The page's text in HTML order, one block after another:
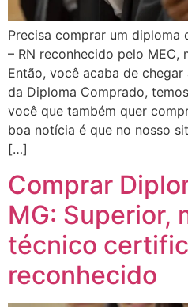
Precisa comprar um diploma
– RN reconhecido pelo MEC,
Então, você acaba de
da Diploma Comprado,
você que também quer
boa notícia é que no nosso
[…]
Comprar
MG: Superior,
técnico
reconhecido